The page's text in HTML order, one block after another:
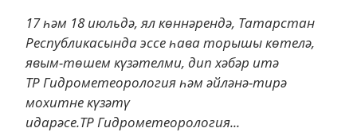
17 һәм 18 июльдә, ял көннәрендә, Татарстан
Республикасында эссе һава торышы көтелә,
явым-төшем күзәтелми, дип хәбәр итә
ТР Гидрометеорология һәм әйләнә-тирә
мохитне күзәтү
идарәсе.ТР Гидрометеорология...